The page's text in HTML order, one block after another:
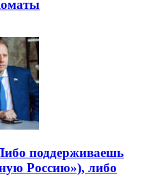
поддерживаешь
Россию»), либо